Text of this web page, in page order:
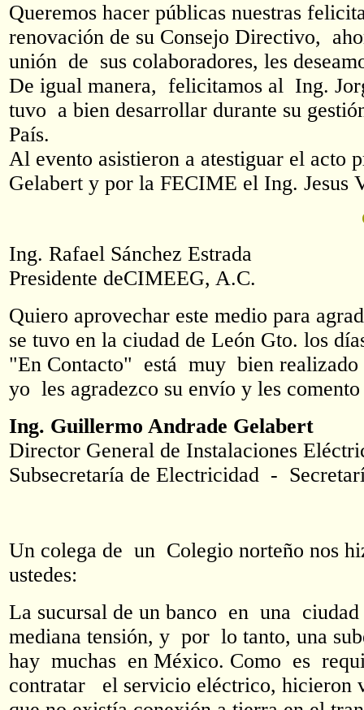
Queremos hacer públicas nuestras
renovación de su Consejo Directivo,
unión de sus colaboradores, les
De igual manera, felicitamos al Ing.
tuvo a bien desarrollar durante su
País.
Al evento asistieron a atestiguar el
Gelabert y por la FECIME el Ing. Jesus
Ing. Rafael Sánchez Estrada
Presidente deCIMEEG, A.C.
Quiero aprovechar este medio para
se tuvo en la ciudad de León Gto. los
"En Contacto" está muy bien
yo les agradezco su envío y les
Ing. Guillermo Andrade Gelabert
Director General de Instalaciones
Subsecretaría de Electricidad -
Un colega de un Colegio norteño nos
ustedes:
La sucursal de un banco en una
mediana tensión, y por lo tanto, una
hay muchas en México. Como es
contratar el servicio eléctrico,